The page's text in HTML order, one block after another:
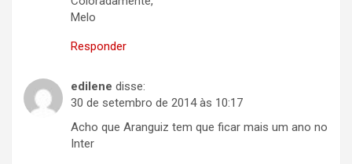
Melo
Responder
edilene disse:
30 de setembro de 2014 às 10:17
Acho que Aranguiz tem que ficar mais um ano no
Inter